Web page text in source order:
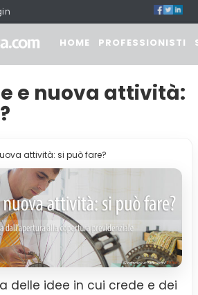
HOME PROFESSIONISTI
e nuova attività:
attività: si può fare?
delle idee in cui crede e dei